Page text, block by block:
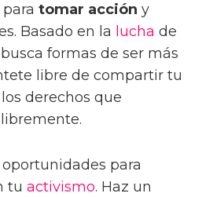
tomar acción y
Basado en la lucha de
busca formas de ser más
libre de compartir tu
derechos que
para
tu activismo. Haz un